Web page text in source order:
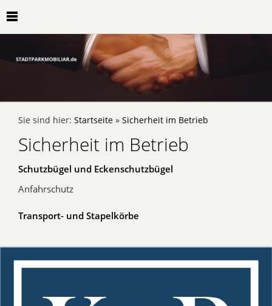
Sie sind hier: Startseite » Sicherheit im Betrieb
Sicherheit im Betrieb
Schutzbügel und Eckenschutzbügel
Anfahrschutz
Transport- und Stapelkörbe